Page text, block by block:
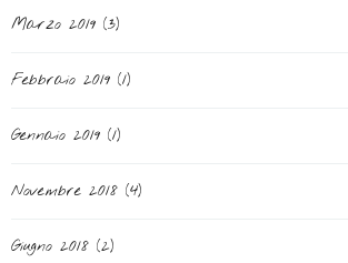
Marzo 2019 (3)
Febbraio 2019 (1)
Gennaio 2019 (1)
Novembre 2018 (4)
Giugno 2018 (2)